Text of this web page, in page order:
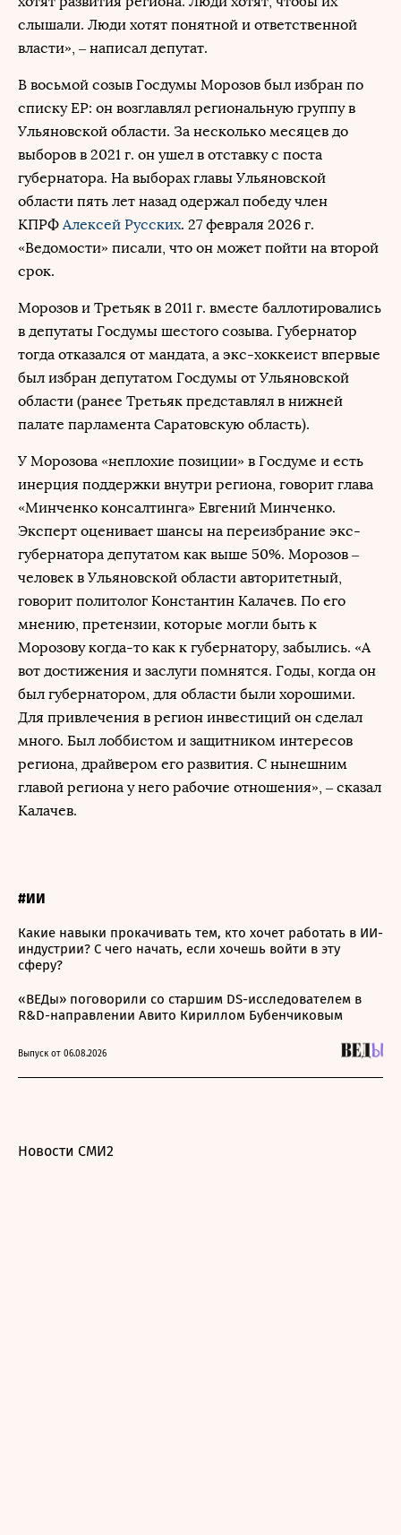
слышали. Люди хотят понятной и ответственной
власти», – написал депутат.
В восьмой созыв Госдумы Морозов был избран по
списку ЕР: он возглавлял региональную группу в
Ульяновской области. За несколько месяцев до
выборов в 2021 г. он ушел в отставку с поста
губернатора. На выборах главы Ульяновской
области пять лет назад одержал победу член
КПРФ Алексей Русских. 27 февраля 2026 г.
«Ведомости» писали, что он может пойти на второй
срок.
Морозов и Третьяк в 2011 г. вместе баллотировались
в депутаты Госдумы шестого созыва. Губернатор
тогда отказался от мандата, а экс-хоккеист впервые
был избран депутатом Госдумы от Ульяновской
области (ранее Третьяк представлял в нижней
палате парламента Саратовскую область).
У Морозова «неплохие позиции» в Госдуме и есть
инерция поддержки внутри региона, говорит глава
«Минченко консалтинга» Евгений Минченко.
Эксперт оценивает шансы на переизбрание экс-
губернатора депутатом как выше 50%. Морозов –
человек в Ульяновской области авторитетный,
говорит политолог Константин Калачев. По его
мнению, претензии, которые могли быть к
Морозову когда-то как к губернатору, забылись. «А
вот достижения и заслуги помнятся. Годы, когда он
был губернатором, для области были хорошими.
Для привлечения в регион инвестиций он сделал
много. Был лоббистом и защитником интересов
региона, драйвером его развития. С нынешним
главой региона у него рабочие отношения», – сказал
Калачев.
#ИИ
Какие навыки прокачивать тем, кто хочет работать в ИИ-
индустрии? С чего начать, если хочешь войти в эту
сферу?
«ВЕДы» поговорили со старшим DS-исследователем в
R&D-направлении Авито Кириллом Бубенчиковым
Выпуск от 06.08.2026
Новости СМИ2